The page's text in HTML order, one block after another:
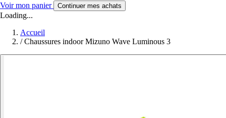
Voir mon panier Continuer mes achats
Loading...
Accueil
/ Chaussures indoor Mizuno Wave Luminous 3